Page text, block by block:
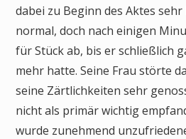
dabei zu Beginn des Aktes
normal, doch nach einigen
für Stück ab, bis er schließlich
mehr hatte. Seine Frau störte
seine Zärtlichkeiten sehr
nicht als primär wichtig
wurde zunehmend